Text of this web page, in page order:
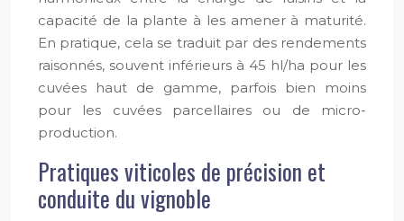
capacité de la plante à les amener à maturité.
En pratique, cela se traduit par des rendements
raisonnés, souvent inférieurs à 45 hl/ha pour les
cuvées haut de gamme, parfois bien moins
pour les cuvées parcellaires ou de micro-
production.
Pratiques viticoles de précision et
conduite du vignoble